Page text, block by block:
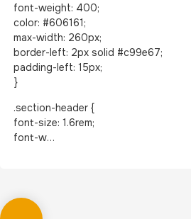
font-weight: 400;
color: #606161;
max-width: 260px;
border-left: 2px solid #c99e67;
padding-left: 15px;
}
.section-header {
font-size: 1.6rem;
font-w…